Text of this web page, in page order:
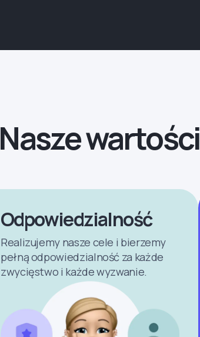
Nasze wartości
Odpowiedzialność
Realizujemy nasze cele i bierzemy
pełną odpowiedzialność za każde
zwycięstwo i każde wyzwanie.